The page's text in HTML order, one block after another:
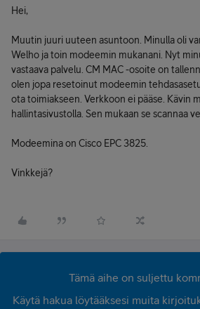
Hei,
Muutin juuri uuteen asuntoon. Minulla oli
Welho ja toin modeemin mukanani. Nyt
vastaava palvelu. CM MAC -osoite on
olen jopa resetoinut modeemin
ota toimiakseen. Verkkoon ei pääse. Kävin
hallintasivustolla. Sen mukaan se scannaa
Modeemina on Cisco EPC 3825.
Vinkkejä?
Tämä aihe on suljettu
Käytä hakua löytääksesi muita